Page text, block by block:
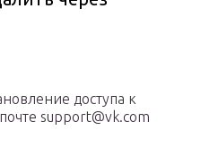
доступа к
support@vk.com